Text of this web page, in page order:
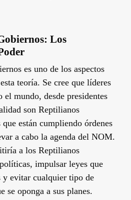
Los
es uno de los aspectos
teoría. Se cree que líderes
mundo, desde presidentes
son Reptilianos
están cumpliendo órdenes
a cabo la agenda del NOM.
a los Reptilianos
impulsar leyes que
y evitar cualquier tipo de
se oponga a sus planes.